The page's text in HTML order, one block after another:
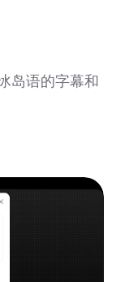
岛语的字幕和